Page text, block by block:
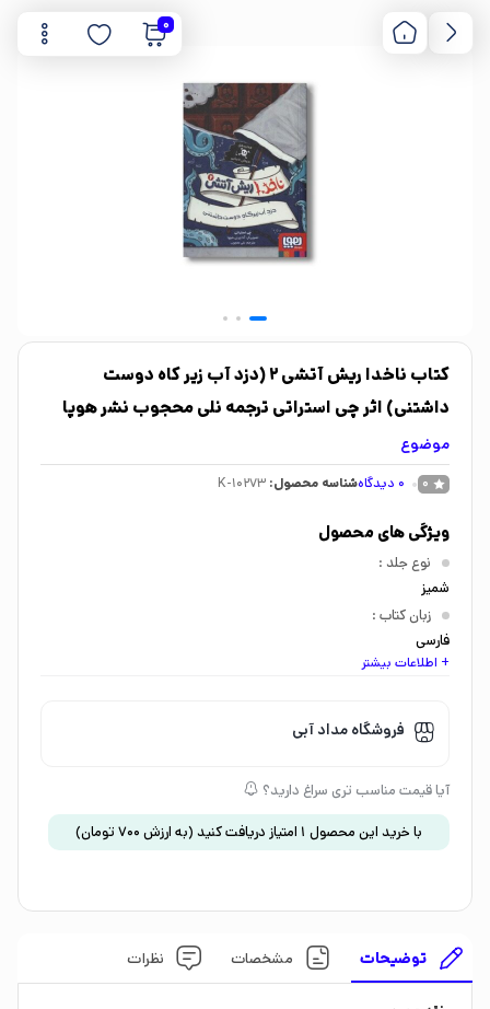
0
کتاب ناخدا ریش آتشی 2 (دزد آب زیر کاه دوست
داشتنی) اثر چی استراتی ترجمه نلی محجوب نشر هوپا
موضوع
0
0 دیدگاهشناسه محصول: K-10273
ویژگی های محصول
نوع جلد :
شمیز
زبان کتاب :
فارسی
اندازه کتاب:
گروه سنی :
کودک 9 تا 12 سال
طنز،ماجراجویی
نشان تجاری
1526912983144120000
+ اطلاعات بیشتر
فروشگاه مداد آبی
آیا قیمت مناسب تری سراغ دارید؟
با خرید این محصول 1 امتیاز دریافت کنید (به ارزش 700 تومان)
توضیحات مشخصات نظرات